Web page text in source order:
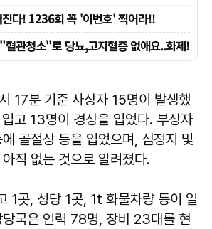
17분 기준 사상자 15명이 발생했
고 13명이 경상을 입었다. 부상자
골절상 등을 입었으며, 심정지 및
직 없는 것으로 알려졌다.
1곳, 성당 1곳, 1t 화물차량 등이 일
당국은 인력 78명, 장비 23대를 현